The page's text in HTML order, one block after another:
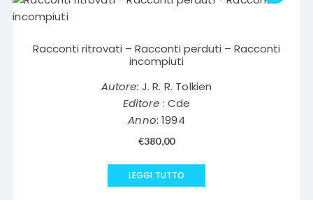
Racconti ritrovati – Racconti perduti – Racconti
incompiuti
Autore: J. R. R. Tolkien
Editore : Cde
Anno: 1994
€380,00
LEGGI TUTTO